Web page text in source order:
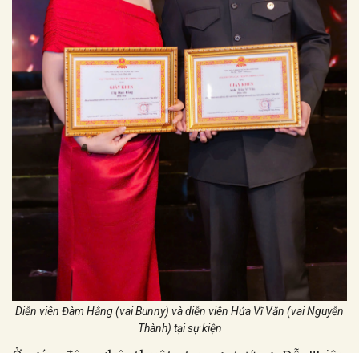
Diễn viên Đàm Hằng (vai Bunny) và diễn viên Hứa Vĩ Văn (vai Nguyễn
Thành) tại sự kiện